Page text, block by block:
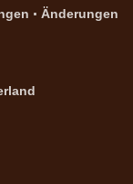
. Änderungen